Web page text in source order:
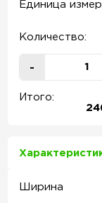
Единица
Количество:
-
Итого:
Ширина